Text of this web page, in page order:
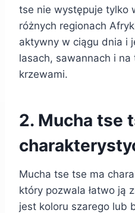
tse nie występuje tylko
różnych regionach
aktywny w ciągu dnia i
lasach, sawannach i
krzewami.
2. Mucha tse
Mucha tse tse ma
który pozwala łatwo ją
jest koloru szarego lub